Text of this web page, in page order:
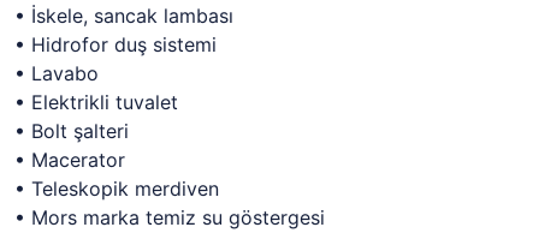
• İskele, sancak lambası
• Hidrofor duş sistemi
• Lavabo
• Elektrikli tuvalet
• Bolt şalteri
• Macerator
• Teleskopik merdiven
• Mors marka temiz su göstergesi